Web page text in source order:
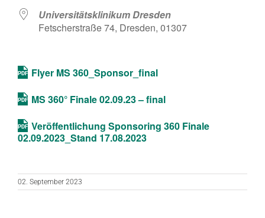
Universitätsklinikum Dresden
Fetscherstraße 74, Dresden, 01307
Flyer MS 360_Sponsor_final
MS 360° Finale 02.09.23 – final
Veröffentlichung Sponsoring 360 Finale
02.09.2023_Stand 17.08.2023
02. September 2023